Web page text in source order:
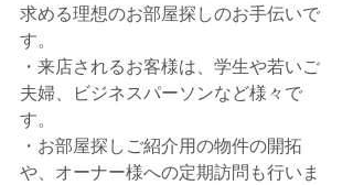
求める理想のお部屋探しのお手伝いで
す。
・来店されるお客様は、学生や若いご
夫婦、ビジネスパーソンなど様々で
す。
・お部屋探しご紹介用の物件の開拓
や、オーナー様への定期訪問も行いま